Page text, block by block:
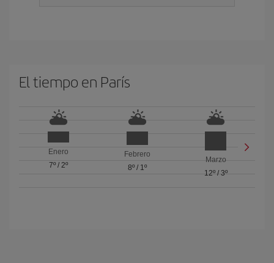
El tiempo en París
Enero
7º/ 2º
Febrero
8º/ 1º
Marzo
12º/ 3º